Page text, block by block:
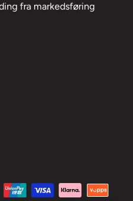
fra markedsføring